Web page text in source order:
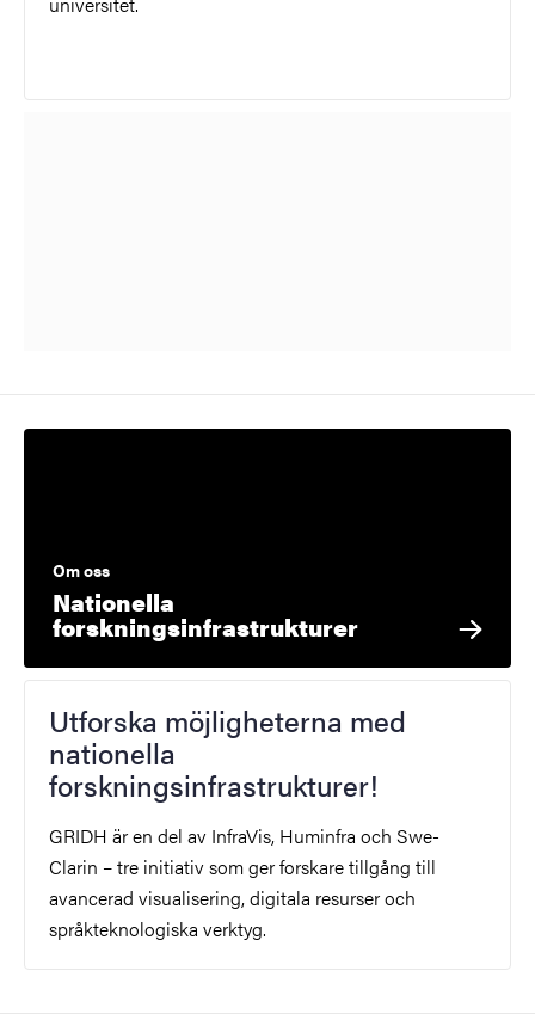
Om oss
Nationella
forskningsinfrastrukturer
Utforska möjligheterna med
nationella
forskningsinfrastrukturer!
GRIDH är en del av InfraVis, Huminfra och Swe-
Clarin – tre initiativ som ger forskare tillgång till
avancerad visualisering, digitala resurser och
språkteknologiska verktyg.